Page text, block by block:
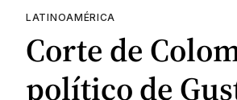
LATINOAMÉRICA
Corte de
político de